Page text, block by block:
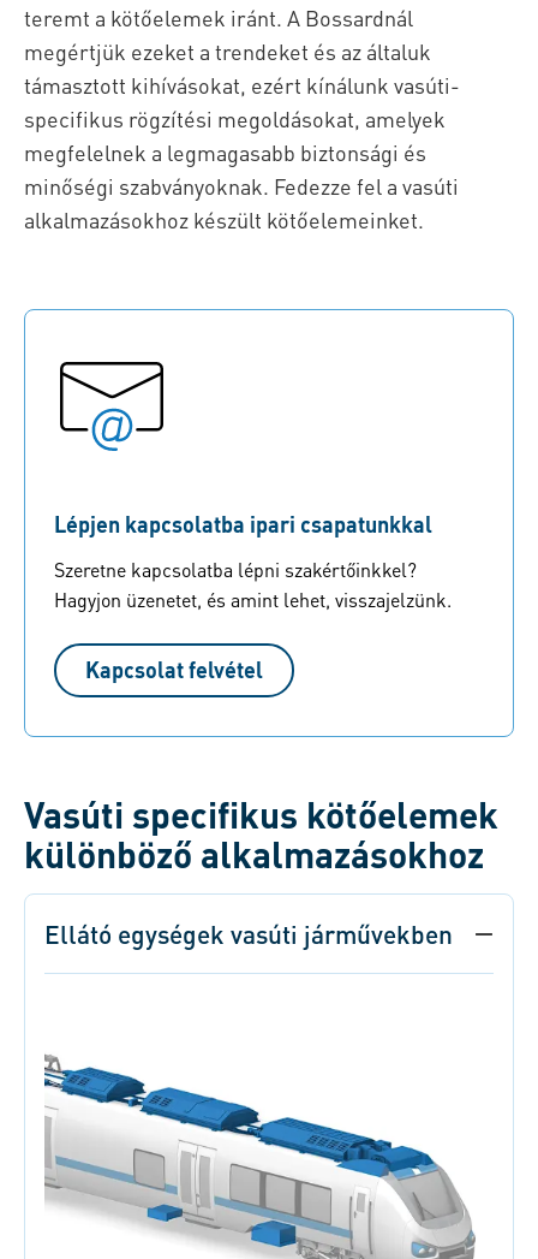
teremt a kötőelemek iránt. A Bossardnál
megértjük ezeket a trendeket és az általuk
támasztott kihívásokat, ezért kínálunk vasúti-
specifikus rögzítési megoldásokat, amelyek
megfelelnek a legmagasabb biztonsági és
minőségi szabványoknak. Fedezze fel a vasúti
alkalmazásokhoz készült kötőelemeinket.
Lépjen kapcsolatba ipari csapatunkkal
Szeretne kapcsolatba lépni szakértőinkkel?
Hagyjon üzenetet, és amint lehet, visszajelzünk.
Kapcsolat felvétel
Vasúti specifikus kötőelemek
különböző alkalmazásokhoz
Ellátó egységek vasúti járművekben